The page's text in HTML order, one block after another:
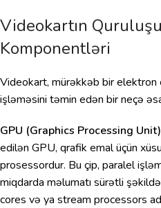
Videokartın
Komponentləri
Videokart, mürəkkəb bir elektron
işləməsini təmin edən bir neçə
GPU (Graphics Processing
edilən GPU, qrafik emal üçün
prosessordur. Bu çip, paralel
miqdarda məlumatı sürətli
cores və ya stream processors